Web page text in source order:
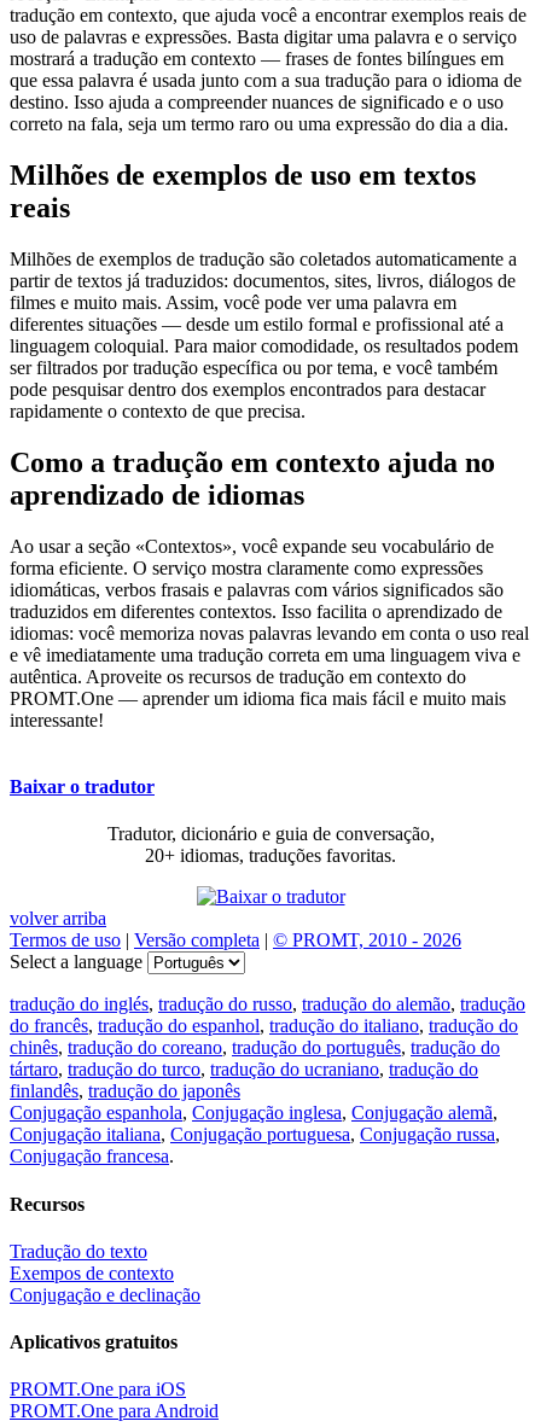
tradução em contexto, que ajuda você a encontrar exemplos reais de
uso de palavras e expressões. Basta digitar uma palavra e o serviço
mostrará a tradução em contexto — frases de fontes bilíngues em
que essa palavra é usada junto com a sua tradução para o idioma de
destino. Isso ajuda a compreender nuances de significado e o uso
correto na fala, seja um termo raro ou uma expressão do dia a dia.
Milhões de exemplos de uso em textos
reais
Milhões de exemplos de tradução são coletados automaticamente a
partir de textos já traduzidos: documentos, sites, livros, diálogos de
filmes e muito mais. Assim, você pode ver uma palavra em
diferentes situações — desde um estilo formal e profissional até a
linguagem coloquial. Para maior comodidade, os resultados podem
ser filtrados por tradução específica ou por tema, e você também
pode pesquisar dentro dos exemplos encontrados para destacar
rapidamente o contexto de que precisa.
Como a tradução em contexto ajuda no
aprendizado de idiomas
Ao usar a seção «Contextos», você expande seu vocabulário de
forma eficiente. O serviço mostra claramente como expressões
idiomáticas, verbos frasais e palavras com vários significados são
traduzidos em diferentes contextos. Isso facilita o aprendizado de
idiomas: você memoriza novas palavras levando em conta o uso real
e vê imediatamente uma tradução correta em uma linguagem viva e
autêntica. Aproveite os recursos de tradução em contexto do
PROMT.One — aprender um idioma fica mais fácil e muito mais
interessante!
Baixar o tradutor
Tradutor, dicionário e guia de conversação,
20+ idiomas, traduções favoritas.
volver arriba
Termos de uso | Versão completa | © PROMT, 2010 - 2026
Select a language
tradução do inglés, tradução do russo, tradução do alemão, tradução
do francês, tradução do espanhol, tradução do italiano, tradução do
chinês, tradução do coreano, tradução do português, tradução do
tártaro, tradução do turco, tradução do ucraniano, tradução do
finlandês, tradução do japonês
Conjugação espanhola, Conjugação inglesa, Conjugação alemã,
Conjugação italiana, Conjugação portuguesa, Conjugação russa,
Conjugação francesa.
Recursos
Tradução do texto
Exempos de contexto
Conjugação e declinação
Aplicativos gratuitos
PROMT.One para iOS
PROMT.One para Android